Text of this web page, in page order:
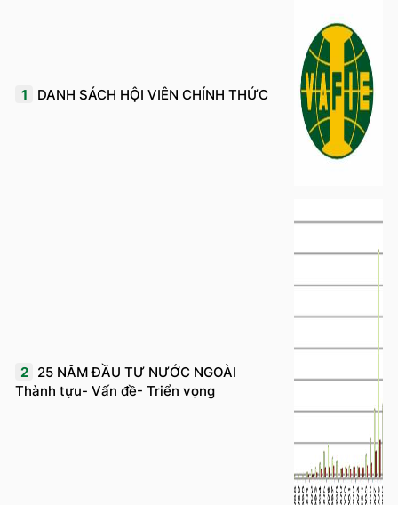
1 DANH SÁCH HỘI VIÊN CHÍNH THỨC
2
25 NĂM ĐẦU TƯ NƯỚC NGOÀI
Thành tựu- Vấn đề- Triển vọng